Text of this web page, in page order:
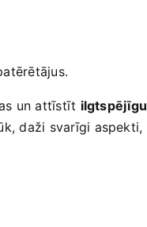
⁢un attīstīt
daži svarīgi